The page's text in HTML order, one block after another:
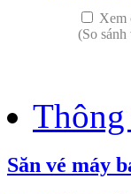
Xem
(So sánh
Săn vé máy